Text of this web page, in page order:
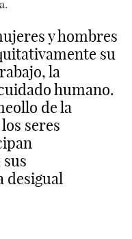
y hombres
su
la
humano.
de la
seres
desigual